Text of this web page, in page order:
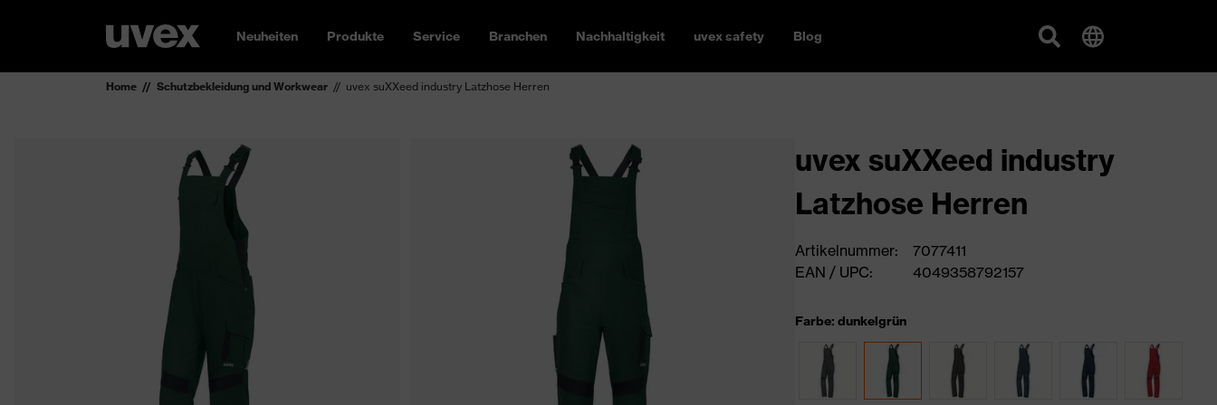
Neuheiten Produkte Service Branchen Nachhaltigkeit uvex safety Blog
Home Schutzbekleidung und Workwear uvex suXXeed industry Latzhose Herren
uvex suXXeed industry
Latzhose Herren
Artikelnummer:
7077411
EAN / UPC:
4049358792157
Farbe: dunkelgrün